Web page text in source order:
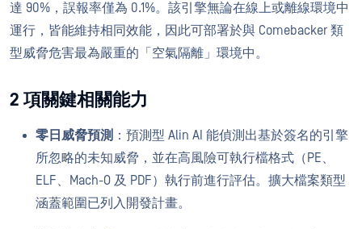
達 90%，誤報率僅為 0.1%。該引擎無論在線上或離線環境中
運行，皆能維持相同效能，因此可部署於與 Comebacker 類
型威脅危害最為嚴重的「空氣隔離」環境中。
2 項關鍵相關能力
零日威脅預測 ：預測型 Alin AI 能偵測出基於簽名的引擎
所忽略的未知威脅，並在高風險可執行檔格式（PE、
ELF、Mach-O 及 PDF）執行前進行評估。擴大檔案類型
涵蓋範圍已列入開發計畫。